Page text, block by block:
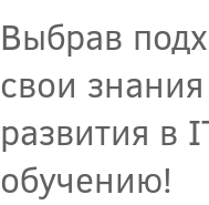
Выбрав
свои
развития в
обучению!